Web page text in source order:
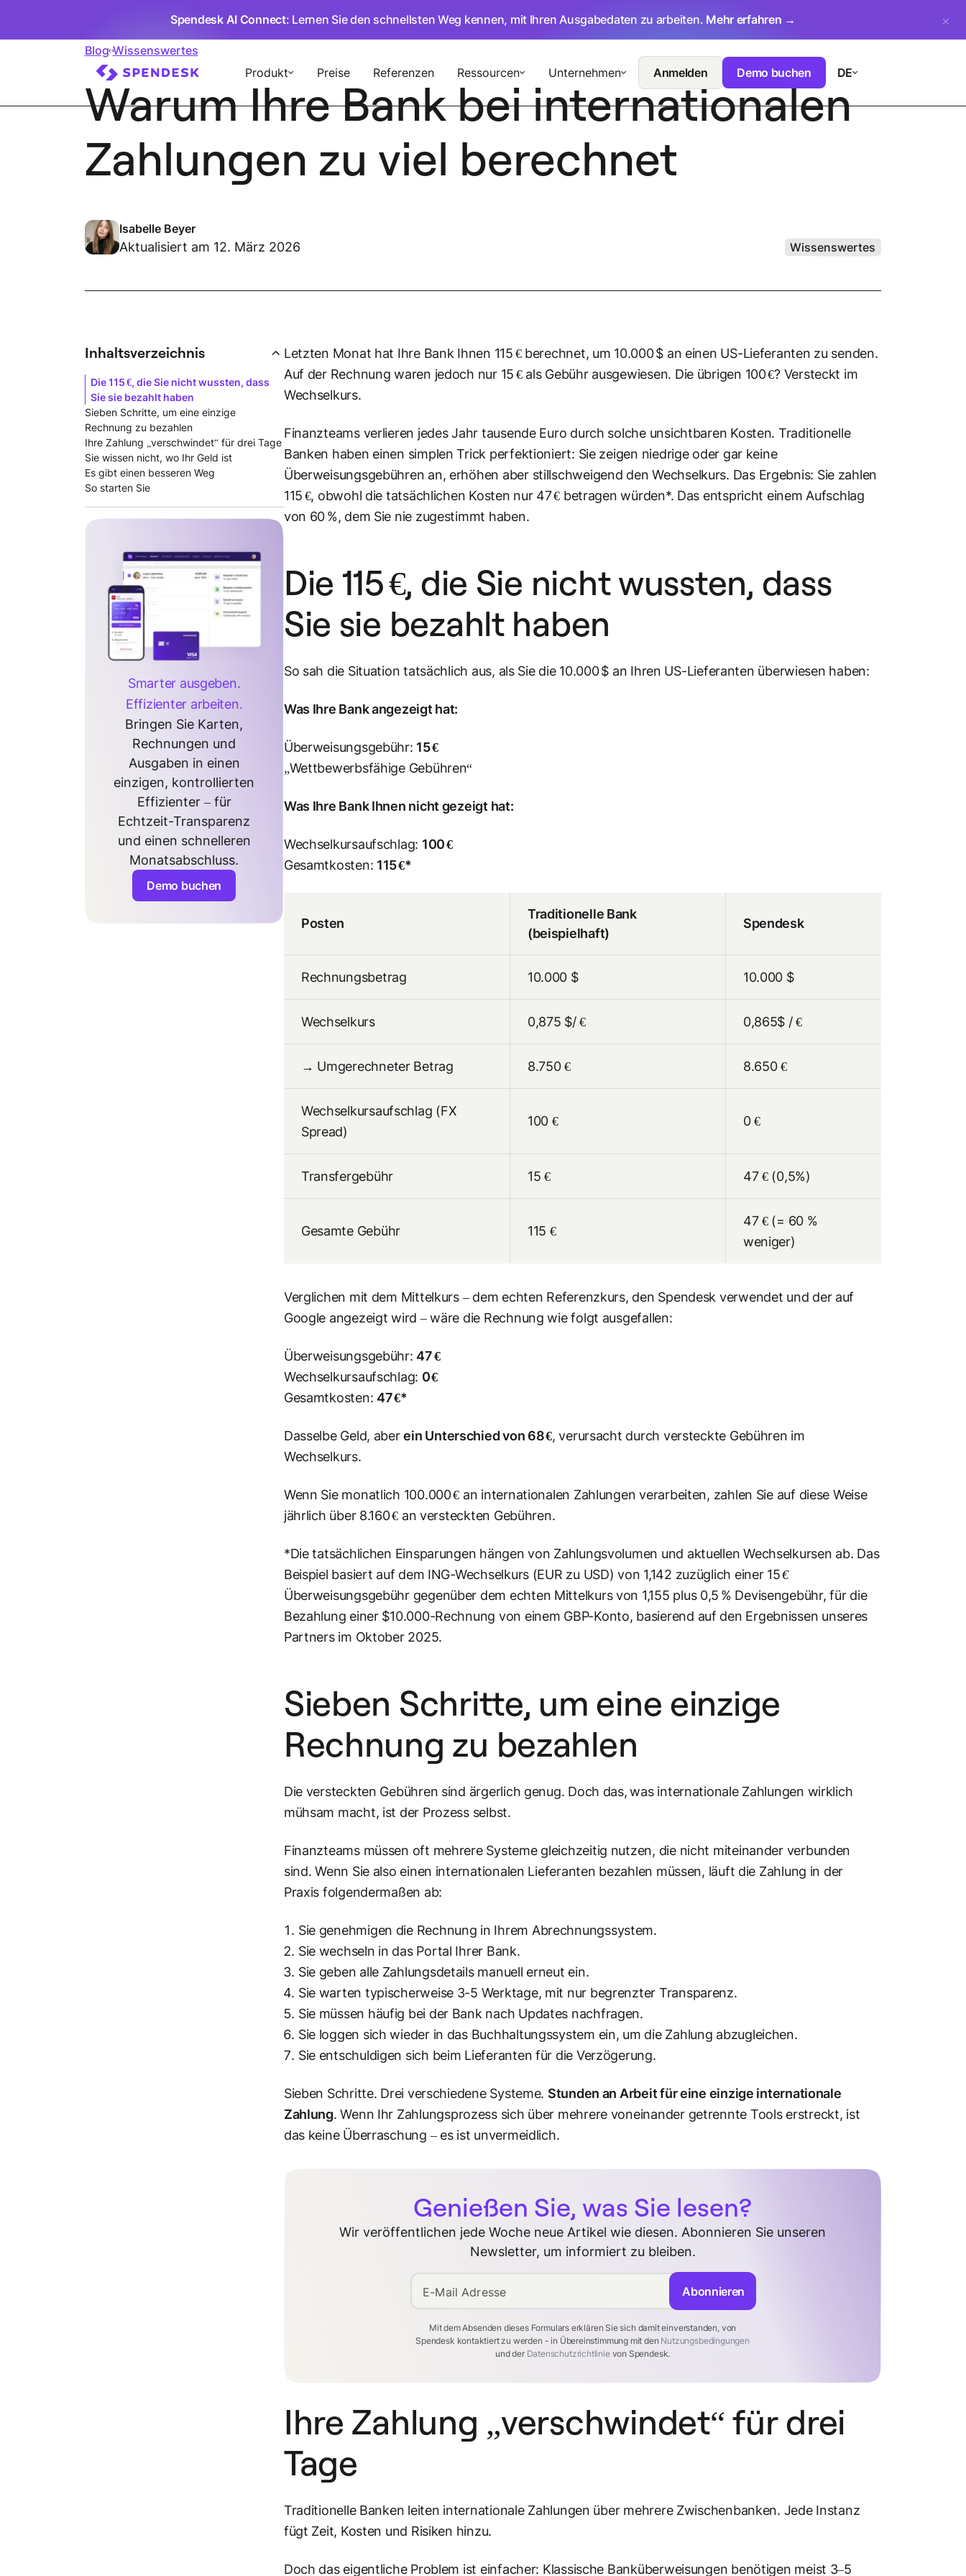
Spendesk AI Connect: Lernen Sie den schnellsten Weg kennen, mit Ihren Ausgabedaten zu arbeiten. Mehr erfahren →
Produkt Preise Referenzen Ressourcen Unternehmen Anmelden Demo buchen DE
Blog Wissenswertes
Warum Ihre Bank bei internationalen
Zahlungen zu viel berechnet
Isabelle Beyer
Aktualisiert am 12. März 2026 Wissenswertes
Letzten Monat hat Ihre Bank Ihnen 115 € berechnet, um 10.000 $ an einen US-Lieferanten zu senden.
Auf der Rechnung waren jedoch nur 15 € als Gebühr ausgewiesen. Die übrigen 100 €? Versteckt im
Wechselkurs.
Finanzteams verlieren jedes Jahr tausende Euro durch solche unsichtbaren Kosten. Traditionelle
Banken haben einen simplen Trick perfektioniert: Sie zeigen niedrige oder gar keine
Überweisungsgebühren an, erhöhen aber stillschweigend den Wechselkurs. Das Ergebnis: Sie zahlen
115 €, obwohl die tatsächlichen Kosten nur 47 € betragen würden*. Das entspricht einem Aufschlag
von 60 %, dem Sie nie zugestimmt haben.
Die 115 €, die Sie nicht wussten, dass
Sie sie bezahlt haben
So sah die Situation tatsächlich aus, als Sie die 10.000 $ an Ihren US-Lieferanten überwiesen haben:
Was Ihre Bank angezeigt hat:
Überweisungsgebühr: 15 €
„Wettbewerbsfähige Gebühren“
Was Ihre Bank Ihnen nicht gezeigt hat:
Wechselkursaufschlag: 100 €
Gesamtkosten: 115 €*
Posten
Traditionelle Bank
(beispielhaft)
Spendesk
Rechnungsbetrag 10.000 $ 10.000 $
Wechselkurs 0,875 $/ € 0,865$ / €
→ Umgerechneter Betrag 8.750 € 8.650 €
Wechselkursaufschlag (FX
Spread)
100 € 0 €
Transfergebühr 15 € 47 € (0,5%)
Gesamte Gebühr 115 €
47 € (= 60 %
weniger)
Verglichen mit dem Mittelkurs – dem echten Referenzkurs, den Spendesk verwendet und der auf
Google angezeigt wird – wäre die Rechnung wie folgt ausgefallen:
Überweisungsgebühr: 47 €
Wechselkursaufschlag: 0 €
Gesamtkosten: 47 €*
Dasselbe Geld, aberein Unterschied von 68 €, verursacht durch versteckte Gebühren im
Wechselkurs.
Wenn Sie monatlich 100.000 € an internationalen Zahlungen verarbeiten, zahlen Sie auf diese Weise
jährlich über 8.160 € an versteckten Gebühren.
*Die tatsächlichen Einsparungen hängen von Zahlungsvolumen und aktuellen Wechselkursen ab. Das
Beispiel basiert auf dem ING-Wechselkurs (EUR zu USD) von 1,142 zuzüglich einer 15 €
Überweisungsgebühr gegenüber dem echten Mittelkurs von 1,155 plus 0,5 % Devisen­gebühr, für die
Bezahlung einer $10.000-Rechnung von einem GBP-Konto, basierend auf den Ergebnissen unseres
Partners im Oktober 2025.
Sieben Schritte, um eine einzige
Rechnung zu bezahlen
Die versteckten Gebühren sind ärgerlich genug. Doch das, was internationale Zahlungen wirklich
mühsam macht, ist der Prozess selbst.
Finanzteams müssen oft mehrere Systeme gleichzeitig nutzen, die nicht miteinander verbunden
sind. Wenn Sie also einen internationalen Lieferanten bezahlen müssen, läuft die Zahlung in der
Praxis folgendermaßen ab:
Sie genehmigen die Rechnung in Ihrem Abrechnungssystem.
Sie wechseln in das Portal Ihrer Bank.
Sie geben alle Zahlungsdetails manuell erneut ein.
Sie warten typischerweise 3-5 Werktage, mit nur begrenzter Transparenz.
Sie müssen häufig bei der Bank nach Updates nachfragen.
Sie loggen sich wieder in das Buchhaltungssystem ein, um die Zahlung abzugleichen.
Sie entschuldigen sich beim Lieferanten für die Verzögerung.
Sieben Schritte. Drei verschiedene Systeme. Stunden an Arbeit für eine einzige internationale
Zahlung. Wenn Ihr Zahlungsprozess sich über mehrere voneinander getrennte Tools erstreckt, ist
das keine Überraschung – es ist unvermeidlich.
Genießen Sie, was Sie lesen?
Wir veröffentlichen jede Woche neue Artikel wie diesen. Abonnieren Sie unseren
Newsletter, um informiert zu bleiben.
E-Mail Adresse
Mit dem Absenden dieses Formulars erklären Sie sich damit einverstanden, von
Spendesk kontaktiert zu werden - in Übereinstimmung mit den Nutzungsbedingungen
und der Datenschutzrichtlinievon Spendesk.
Abonnieren
Ihre Zahlung „verschwindet“ für drei
Tage
Traditionelle Banken leiten internationale Zahlungen über mehrere Zwischenbanken. Jede Instanz
fügt Zeit, Kosten und Risiken hinzu.
Doch das eigentliche Problem ist einfacher: Klassische Banküberweisungen benötigen meist 3–5
Inhaltsverzeichnis
Die 115 €, die Sie nicht wussten, dass
Sie sie bezahlt haben
Sieben Schritte, um eine einzige
Rechnung zu bezahlen
Ihre Zahlung „verschwindet“ für drei Tage
Sie wissen nicht, wo Ihr Geld ist
Es gibt einen besseren Weg
So starten Sie
Smarter ausgeben.
Effizienter arbeiten.
Bringen Sie Karten,
Rechnungen und
Ausgaben in einen
einzigen, kontrollierten
Effizienter – für
Echtzeit-Transparenz
und einen schnelleren
Monatsabschluss.
Demo buchen